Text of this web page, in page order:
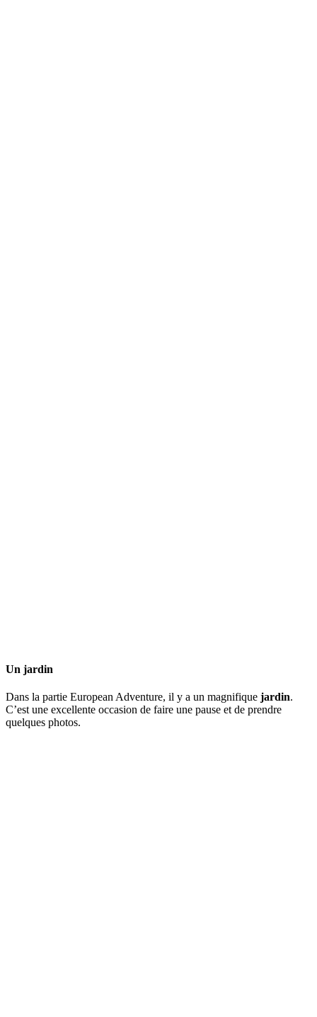
Un jardin
Dans la partie European Adventure, il y a un magnifique jardin.
C’est une excellente occasion de faire une pause et de prendre
quelques photos.